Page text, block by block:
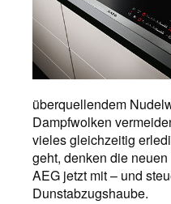
überquellendem
Dampfwolken
vieles gleichzeitig
geht, denken die
AEG jetzt mit – und
Dunstabzugshaube.